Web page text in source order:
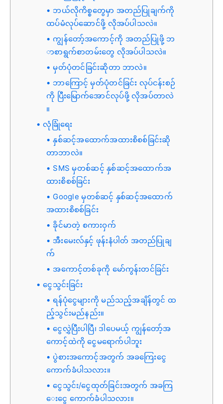
ဘယ်လိုကိစ္စတွေမှာ အတည်ပြုချက်ကို
ထပ်မံလုပ်ဆောင်ဖို့ လိုအပ်ပါသလဲ။
ကျွန်တော့်အကောင့်ကို အတည်ပြုဖို့ ဘ
ာစာရွက်စာတမ်းတွေ လိုအပ်ပါသလဲ။
မှတ်ပုံတင်ခြင်းဆိုတာ ဘာလဲ။
ဘာကြောင့် မှတ်ပုံတင်ခြင်း လုပ်ငန်းစဉ်
ကို ပြီးမြောက်အောင်လုပ်ဖို့ လိုအပ်တာလဲ
။
လုံခြုံရေး
နှစ်ဆင့်အထောက်အထားစိစစ်ခြင်းဆို
တာဘာလဲ။
SMS မှတစ်ဆင့် နှစ်ဆင့်အထောက်အ
ထားစိစစ်ခြင်း
Google မှတစ်ဆင့် နှစ်ဆင့်အထောက်
အထားစိစစ်ခြင်း
ခိုင်မာတဲ့ စကားဝှက်
အီးမေးလ်နှင့် ဖုန်းနံပါတ် အတည်ပြုချ
က်
အကောင့်တစ်ခုကို မော်ကွန်းတင်ခြင်း
ငွေသွင်းခြင်း
ရန်ပုံငွေများကို မည်သည့်အချိန်တွင် ထ
ည့်သွင်းမည်နည်း။
ငွေလွှဲပြီးပါပြီ၊ ဒါပေမယ့် ကျွန်တော့်အ
ကောင့်ထဲကို ငွေမရောက်ပါဘူး
ပွဲစားအကောင့်အတွက် အခကြေးငွေ
ကောက်ခံပါသလား။
ငွေသွင်း/ငွေထုတ်ခြင်းအတွက် အခကြ
ေးငွေ ကောက်ခံပါသလား။